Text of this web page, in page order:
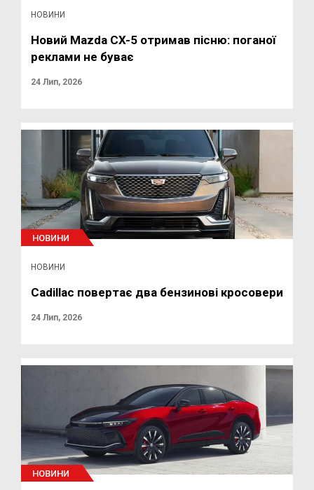
НОВИНИ
Новий Mazda CX-5 отримав пісню: поганої
реклами не буває
24 Лип, 2026
НОВИНИ
НОВИНИ
Cadillac повертає два бензинові кросовери
24 Лип, 2026
НОВИНИ